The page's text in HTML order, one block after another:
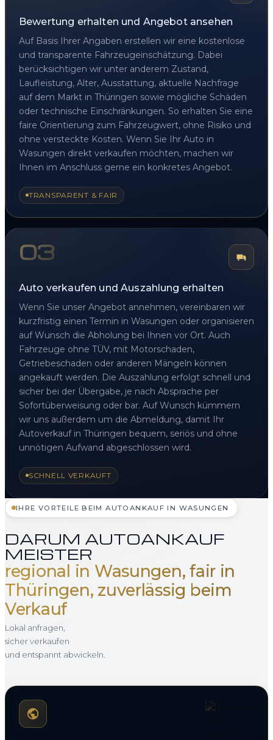
Bewertung erhalten und Angebot ansehen
Auf Basis Ihrer Angaben erstellen wir eine kostenlose
und transparente Fahrzeugeinschätzung. Dabei
berücksichtigen wir unter anderem Zustand,
Laufleistung, Alter, Ausstattung, aktuelle Nachfrage
auf dem Markt in Thüringen sowie mögliche Schäden
oder technische Einschränkungen. So erhalten Sie eine
faire Orientierung zum Fahrzeugwert, ohne Risiko und
ohne versteckte Kosten. Wenn Sie Ihr Auto in
Wasungen direkt verkaufen möchten, machen wir
Ihnen im Anschluss gerne ein konkretes Angebot.
TRANSPARENT & FAIR
03
Auto verkaufen und Auszahlung erhalten
Wenn Sie unser Angebot annehmen, vereinbaren wir
kurzfristig einen Termin in Wasungen oder organisieren
auf Wunsch die Abholung bei Ihnen vor Ort. Auch
Fahrzeuge ohne TÜV, mit Motorschaden,
Getriebeschaden oder anderen Mängeln können
angekauft werden. Die Auszahlung erfolgt schnell und
sicher bei der Übergabe, je nach Absprache per
Sofortüberweisung oder bar. Auf Wunsch kümmern
wir uns außerdem um die Abmeldung, damit Ihr
Autoverkauf in Thüringen bequem, seriös und ohne
unnötigen Aufwand abgeschlossen wird.
SCHNELL VERKAUFT
IHRE VORTEILE BEIM AUTOANKAUF IN WASUNGEN
DARUM AUTOANKAUF
MEISTER
regional in Wasungen, fair in
Thüringen, zuverlässig beim
Verkauf
Lokal anfragen,
sicher verkaufen
und entspannt abwickeln.